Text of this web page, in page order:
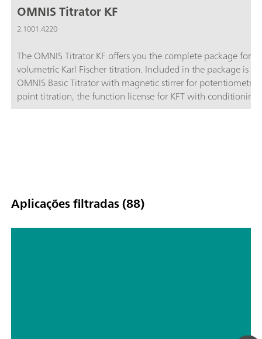
OMNIS Titrator KF
2.1001.4220
The OMNIS Titrator KF offers you the complete package for
volumetric Karl Fischer titration. Included in the package is
OMNIS Basic Titrator with magnetic stirrer for potentiometric
point titration, the function license for KFT with
OMNIS Solvent Module and the complete accessories for
Aplicações filtradas (88)